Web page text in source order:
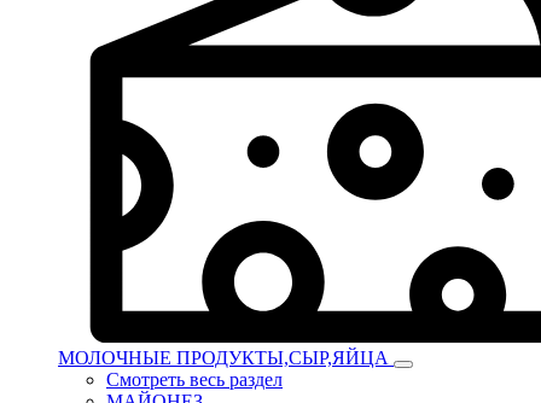
МОЛОЧНЫЕ ПРОДУКТЫ,СЫР,ЯЙЦА
Смотреть весь раздел